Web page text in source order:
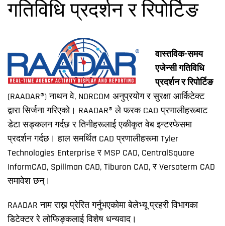
गतिविधि प्रदर्शन र रिपोर्टिङ
वास्तविक-समय
एजेन्सी गतिविधि
प्रदर्शन र रिपोर्टिङ
(RAADAR®) नाथन वे, NORCOM अनुप्रयोग र सुरक्षा आर्किटेक्ट
द्वारा सिर्जना गरिएको। RAADAR® ले फरक CAD प्रणालीहरूबाट
डेटा सङ्कलन गर्दछ र तिनीहरूलाई एकीकृत वेब इन्टरफेसमा
प्रदर्शन गर्दछ। हाल समर्थित CAD प्रणालीहरूमा Tyler
Technologies Enterprise र MSP CAD, CentralSquare
InformCAD, Spillman CAD, Tiburon CAD, र Versaterm CAD
समावेश छन्।
RAADAR नाम राख्न प्रेरित गर्नुभएकोमा बेलेभ्यू प्रहरी विभागका
डिटेक्टर रे लोफिङ्कलाई विशेष धन्यवाद।